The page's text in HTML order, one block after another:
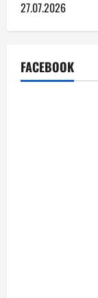
27.07.2026
FACEBOOK